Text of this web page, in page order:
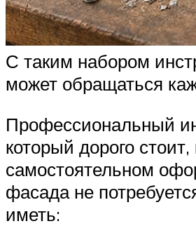
С таким набором
может обращаться
Профессиональный
который дорого стоит,
самостоятельном
фасада не
иметь: